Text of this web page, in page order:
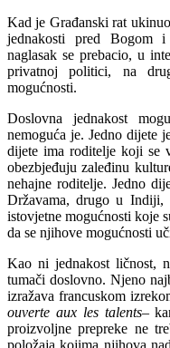
Kad je Građanski rat
jednakosti pred Bogom
naglasak se prebacio, u
privatnoj politici, na
mogućnosti.
Doslovna jednakost
nemoguća je. Jedno dijete
dijete ima roditelje koji se
obezbjeđuju zaleđinu
nehajne roditelje. Jedno
Državama, drugo u
istovjetne mogućnosti koje
da se njihove mogućnosti
Kao ni jednakost ličnost,
tumači doslovno. Njeno
izražava francuskom
ouverte aux les talents–
proizvoljne prepreke ne
položaja kojima njihova